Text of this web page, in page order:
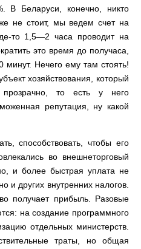
В Беларуси, конечно, никто
не стоит, мы ведем счет на
то 1,5—2 часа проводит на
это время до получаса,
Нечего ему там стоять!
хозяйствования, который
прозрачно, то есть у него
репутация, ну какой
способствовать, чтобы его
во внешнеторговый
и более быстрая уплата не
и других внутренних налогов.
получает прибыль. Разовые
на создание программного
отдельных министерств.
траты, но общая